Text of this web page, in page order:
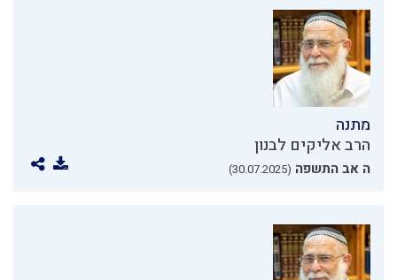
מתנה
הרב אליקים לבנון
ה אב התשפה (30.07.2025)